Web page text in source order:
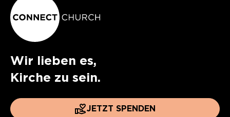
Wir lieben es,
Kirche zu sein.
JETZT SPENDEN